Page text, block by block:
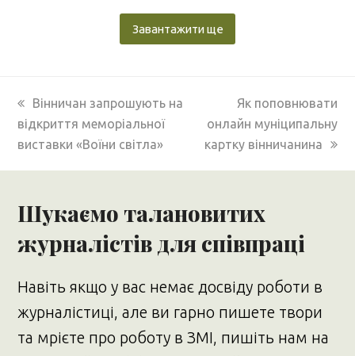
Завантажити ще
previous
post:
Вінничан запрошують на
відкриття меморіальної
виставки «Воїни світла»
next
post:
Як поповнювати
онлайн муніципальну
картку вінничанина
Шукаємо талановитих
журналістів для співпраці
Навіть якщо у вас немає досвіду роботи в
журналістиці, але ви гарно пишете твори
та мрієте про роботу в ЗМІ, пишіть нам на